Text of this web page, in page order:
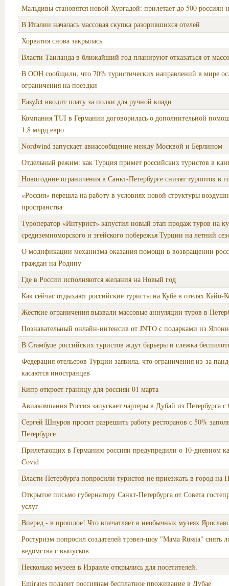
Мальдивы становятся новой Хургадой: прилетает до 500 россиян
В Италии началась массовая скупка разорившихся отелей
Хорватия снова закрылась
Власти Таиланда в ближайший год планируют отказаться от
В ООН сообщили, что 70% туристических направлений в мире
ограничения на поездки
EasyJet вводит плату за полки для ручной клади
Компания TUI в Германии договорилась о дополнительной
1,8 млрд евро
Nordwind запускает авиасообщение между Москвой и Берлином
Отдельный режим: как Турция примет российских туристов в
Новогодние ограничения в Санкт-Петербурге снизят турпоток в
«Россия» перешла на работу в условиях новой структуры
пространства
Туроператор «Интурист» запустил новый этап продаж туров на
средиземноморского и эгейского побережья Турции на летний
О модификации механизма оказания помощи в возвращении
граждан на Родину
Где в России исполняются желания на Новый год
Как сейчас отдыхают российские туристы на Кубе в отелях Кайо-
Жесткие ограничения вызвали массовые аннуляции туров в
Познавательный онлайн-интенсив от JNTO с подарками из
В Стамбуле российских туристов ждут барьеры и слежка
Федерация отельеров Турции заявила, что ограничения из-за
касаются иностранцев
Кипр откроет границу для россиян 01 марта
Авиакомпания Россия запускает чартеры в Дубай из Петербурга с
Cергей Шнуров просит разрешить работу ресторанов с 50%
Петербурге
Прилетающих в Германию россиян предупредили о 10-дневном
Covid
Власти Петербурга попросили туристов не приезжать в город на
Открытое письмо губернатору Санкт-Петербурга от Совета
услуг
Вперед - в прошлое! Что впечатляет в необычных музеях
Ростуризм попросил создателей трэвел-шоу "Мама Russia" снять
ведомства с выпусков
Несколько музеев в Израиле открылись для посетителей.
Emirates подарит россиянам бесплатное проживание в Дубае